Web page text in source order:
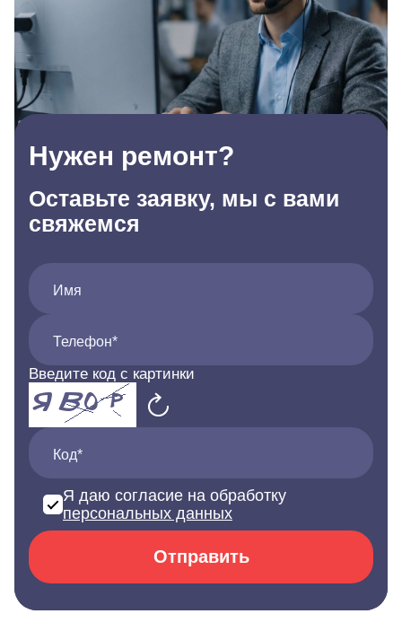
Нужен ремонт?
Оставьте заявку, мы с вами
свяжемся
Имя
Телефон*
Введите код с картинки
Код*
Я даю согласие на обработку
персональных данных
Отправить